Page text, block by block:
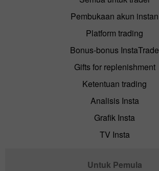
Pembukaan akun instan
Platform trading
Bonus-bonus InstaTrade
Gifts for replenishment
Ketentuan trading
Analisis Insta
Grafik Insta
TV Insta
Untuk Pemula